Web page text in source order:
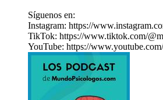
Síguenos en:
Instagram: ⁠https://
TikTok: ⁠https://www.tiktok.com/
YouTube: ⁠https://